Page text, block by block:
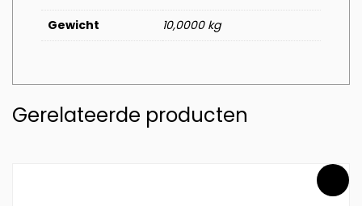
Gewicht 10,0000 kg
Gerelateerde producten